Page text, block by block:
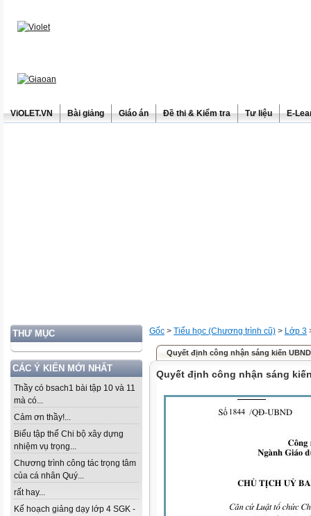
ViOLET.VN Bài giảng Giáo án Đề thi & Kiểm tra Tư liệu E-
THƯ MỤC
CÁC Ý KIẾN MỚI NHẤT
Thầy có bsach1 bài tập 10 và 11
mà có...
Cảm ơn thầy!...
Biểu tập thể Chi bộ xây dựng
nhiệm vụ trọng...
Chương trình công tác trọng tâm
của cá nhân Quý...
rất hay...
Kế hoạch giảng dạy lớp 4 SGK -
Gốc > Tiểu học (Chương trình cũ) > Lớp 3
Quyết định công nhận sáng kiến
Quyết định công nhận sáng